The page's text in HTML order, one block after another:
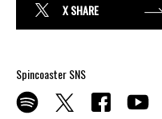
X SHARE
Spincoaster SNS